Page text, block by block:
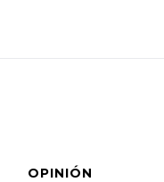
OPINIÓN